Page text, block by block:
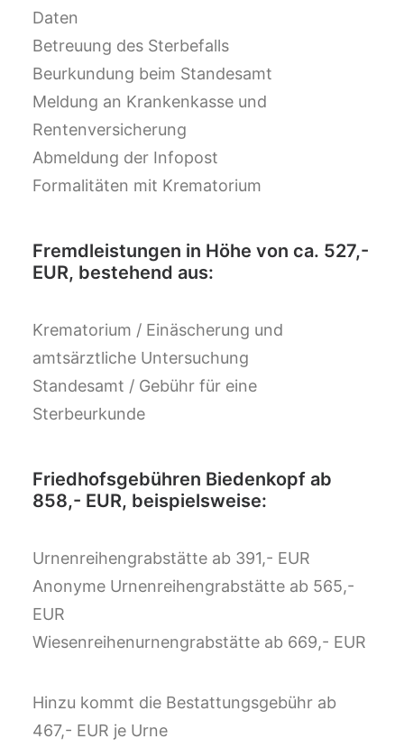
Daten
Betreuung des Sterbefalls
Beurkundung beim Standesamt
Meldung an Krankenkasse und
Rentenversicherung
Abmeldung der Infopost
Formalitäten mit Krematorium
Fremdleistungen in Höhe von ca. 527,-
EUR, bestehend aus:
Krematorium / Einäscherung und
amtsärztliche Untersuchung
Standesamt / Gebühr für eine
Sterbeurkunde
Friedhofsgebühren Biedenkopf ab
858,- EUR, beispielsweise:
Urnenreihengrabstätte ab 391,- EUR
Anonyme Urnenreihengrabstätte ab 565,-
EUR
Wiesenreihenurnengrabstätte ab 669,- EUR
Hinzu kommt die Bestattungsgebühr ab
467,- EUR je Urne